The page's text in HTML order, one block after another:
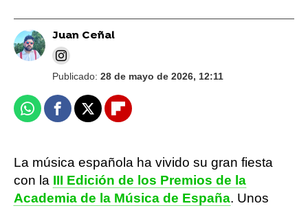
Juan Ceñal
Publicado: 28 de mayo de 2026, 12:11
WhatsappFacebook
X Flipboard
La música española ha vivido su gran fiesta
con la III Edición de los Premios de la
Academia de la Música de España. Unos